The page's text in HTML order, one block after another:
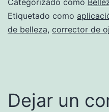
Etiquetado como
de belleza, corrector de
Dejar un